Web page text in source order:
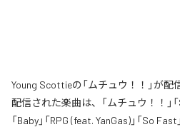
Young Scottieの「ムチュウ！！」が
配信された楽曲は、「ムチュウ！！」「
「Baby」「RPG (feat. YanGas)」「So